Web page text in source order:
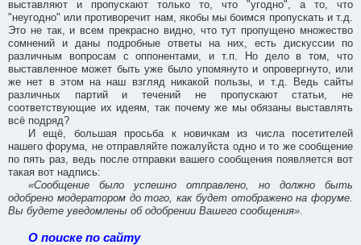
выставляют и пропускают только то, что "угодно", а то, что
"неугодно" или противоречит нам, якобы мы боимся пропускать и т.д.
Это не так, и всем прекрасно видно, что тут пропущено множество
сомнений и даны подробные ответы на них, есть дискуссии по
различным вопросам с оппонентами, и т.п. Но дело в том, что
выставленное может быть уже было упомянуто и опровергнуто, или
же нет в этом на наш взгляд никакой пользы, и т.д. Ведь сайты
различных партий и течений не пропускают статьи, не
соответствующие их идеям, так почему же мы обязаны выставлять
всё подряд?
И ещё, большая просьба к новичкам из числа посетителей
нашего форума, не отправляйте пожалуйста одно и то же сообщение
по пять раз, ведь после отправки вашего сообщения появляется вот
такая вот надпись:
«Сообщение было успешно отправлено, но должно быть
одобрено модератором до того, как будет отображено на форуме.
Вы будете уведомлены об одобрении Вашего сообщения».
О поиске по сайту